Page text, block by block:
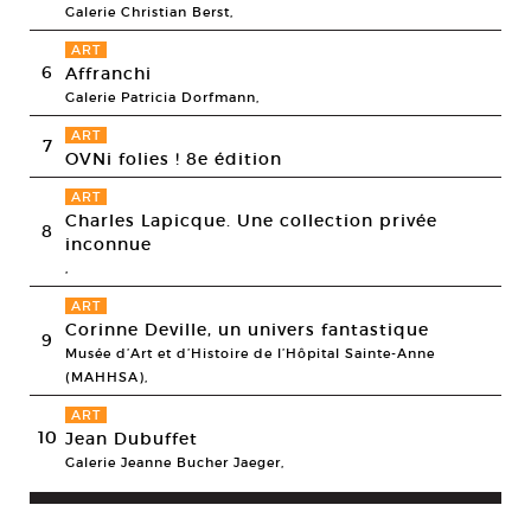
Galerie Christian Berst,
6
ART
Affranchi
Galerie Patricia Dorfmann,
7 ART
OVNi folies ! 8e édition
8
ART
Charles Lapicque. Une collection privée
inconnue
,
9
ART
Corinne Deville, un univers fantastique
Musée d’Art et d’Histoire de l’Hôpital Sainte-Anne
(MAHHSA),
10
ART
Jean Dubuffet
Galerie Jeanne Bucher Jaeger,